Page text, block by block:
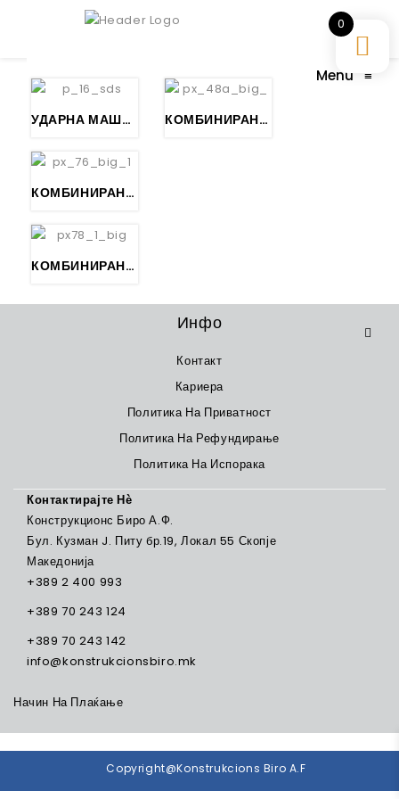
Menu ≡
УДАРНА МАШИНА ЗА БУШЕЊЕ БЕТОН, SDS plus – DUSS P 16 SDS КОМБИНИРАНА УДАРНА МАШИНА ЗА БУШЕЊЕ БЕТОН, SDS max – DUSS PX 48 A
КОМБИНИРАНА УДАРНА МАШИНА ЗА БУШЕЊЕ БЕТОН, SDS max – DUSS PX 76
КОМБИНИРАНА УДАРНА МАШИНА ЗА БУШЕЊЕ БЕТОН, SDS max – DUSS PX 78
Инфо
Контакт
Кариера
Политика На Приватност
Политика На Рефундирање
Политика На Испорака
Контактирајте Нѐ
Конструкционс Биро А.Ф.
Бул. Кузман J. Питу бр.19, Локал 55 Скопје
Македонија
+389 2 400 993
+389 70 243 124
+389 70 243 142
info@konstrukcionsbiro.mk
Начин На Плаќање
Copyright@Konstrukcions Biro A.F
0